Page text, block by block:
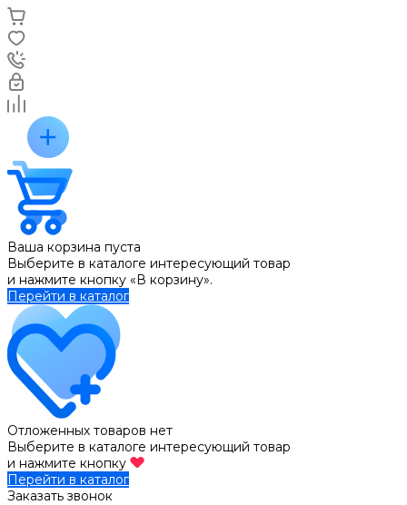
Ваша корзина пуста
Выберите в каталоге интересующий товар
и нажмите кнопку «В корзину».
Перейти в каталог
Отложенных товаров нет
Выберите в каталоге интересующий товар
и нажмите кнопку
Перейти в каталог
Заказать звонок